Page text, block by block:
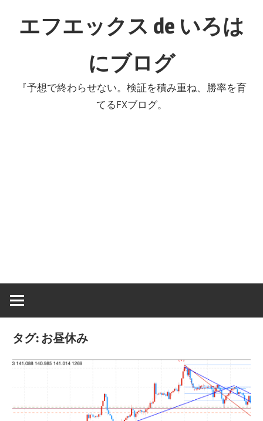
エフエックス de いろは
にブログ
『予想で終わらせない。検証を積み重ね、勝率を育
てるFXブログ。
タグ: お昼休み